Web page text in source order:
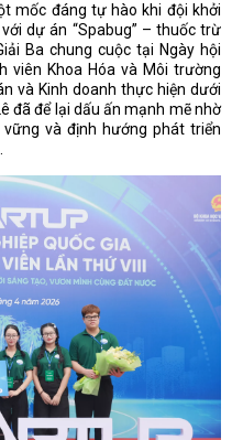
mốc đáng tự hào khi đội khởi
dự án “Spabug” – thuốc trừ
Ba chung cuộc tại Ngày hội
viên Khoa Hóa và Môi trường
và Kinh doanh thực hiện dưới
đã để lại dấu ấn mạnh mẽ nhờ
và định hướng phát triển